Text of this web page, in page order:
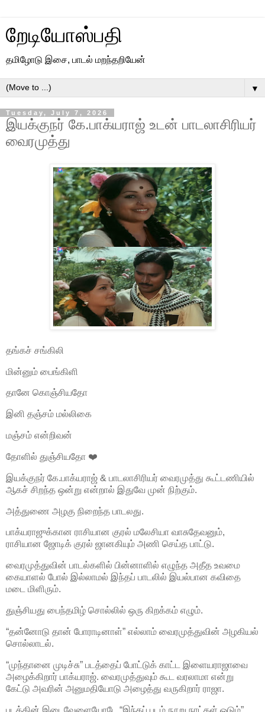
றேடியோஸ்பதி
தமிழோடு இசை, பாடல் மறந்தறியேன்
▼
Tuesday, July 7, 2026
இயக்குநர் கே.பாக்யராஜ் உடன் பாடலாசிரியர்
வைரமுத்து
தங்கச் சங்கிலி
மின்னும் பைங்கிளி
தானே கொஞ்சியதோ
இனி தஞ்சம் மல்லிகை
மஞ்சம் என்றிவன்
தோளில் துஞ்சியதோ ❤️
இயக்குநர் கே.பாக்யராஜ் & பாடலாசிரியர் வைரமுத்து கூட்டணியில்
ஆகச் சிறந்த ஒன்று என்றால் இதுவே முன் நிற்கும்.
அத்துணை அழகு நிறைந்த பாடலது.
பாக்யராஜுக்கான ராசியான குரல் மலேசியா வாசுதேவனும்,
ராசியான ஜோடிக் குரல் ஜானகியும் அணி செய்த பாட்டு.
வைரமுத்துவின் பாடல்களில் பின்னாளில் எழுந்த அதீத உவமை
கையாளல் போல் இல்லாமல் இந்தப் பாடலில் இயல்பான கவிதை
மடை மிளிரும்.
துஞ்சியது பைந்தமிழ் சொல்லில் ஒரு கிறக்கம் எழும்.
“தன்னோடு தான் போராடினாள்” எல்லாம் வைரமுத்துவின் அழகியல்
சொல்லாடல்.
“முந்தானை முடிச்சு” படத்தைப் போட்டுக் காட்ட இளையராஜாவை
அழைக்கிறார் பாக்யராஜ். வைரமுத்துவும் கூட வரலாமா என்று
கேட்டு அவரின் அனுமதியோடு அழைத்து வருகிறார் ராஜா.
படத்தின் இடைவேளையோடே “இந்தப் படம் நூறு நாட்கள் ஓடும்”